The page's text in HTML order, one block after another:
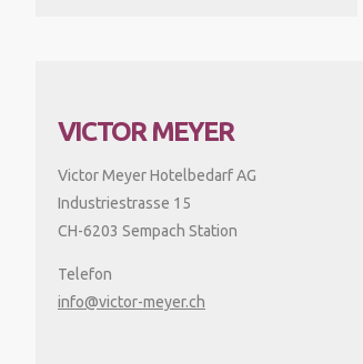
VICTOR MEYER
Victor Meyer Hotelbedarf AG
Industriestrasse 15
CH-6203 Sempach Station
Telefon
info@victor-meyer.ch